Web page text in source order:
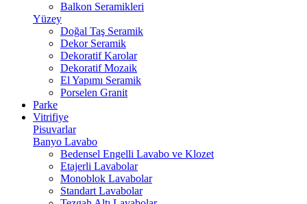
Balkon Seramikleri
Yüzey
Doğal Taş Seramik
Dekor Seramik
Dekoratif Karolar
Dekoratif Mozaik
El Yapımı Seramik
Porselen Granit
Parke
Vitrifiye
Pisuvarlar
Banyo Lavabo
Bedensel Engelli Lavabo ve Klozet
Etajerli Lavabolar
Monoblok Lavabolar
Standart Lavabolar